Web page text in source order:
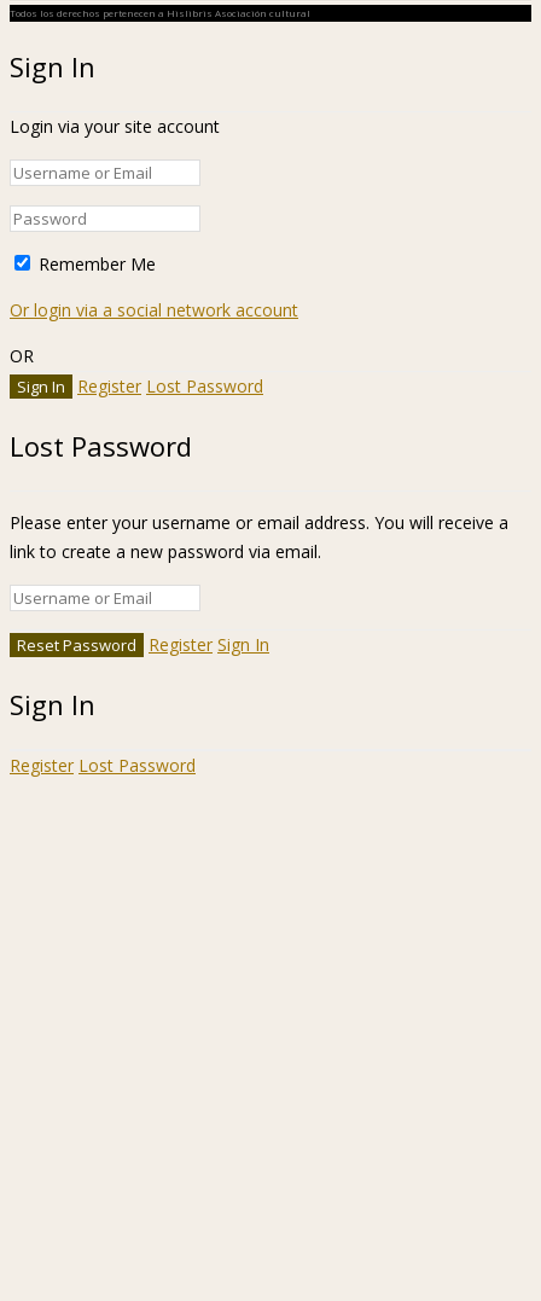
Todos los derechos pertenecen a Hislibris Asociación cultural
Sign In
Login via your site account
Remember Me
Or login via a social network account
OR
Register Lost Password
Lost Password
Please enter your username or email address. You will receive a
link to create a new password via email.
Register Sign In
Sign In
Register Lost Password